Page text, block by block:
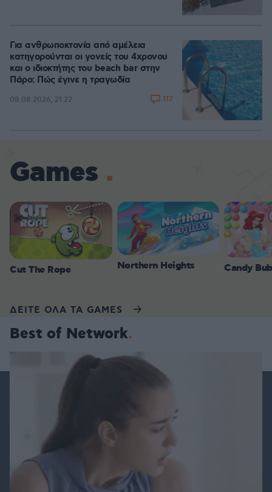
Για ανθρωποκτονία από αμέλεια
κατηγορούνται οι γονείς του 4χρονου
και ο ιδιοκτήτης του beach bar στην
Πάρο: Πώς έγινε η τραγωδία
08.08.2026, 21:22 117
Games
Cut The Rope Northern Heights Candy
ΔΕΙΤΕ ΟΛΑ ΤΑ GAMES
Best of Network